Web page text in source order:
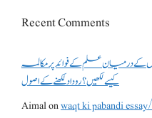
Recent Comments
کیسے لکھیں؟ روداد لکھنے کے اصول
Aimalon